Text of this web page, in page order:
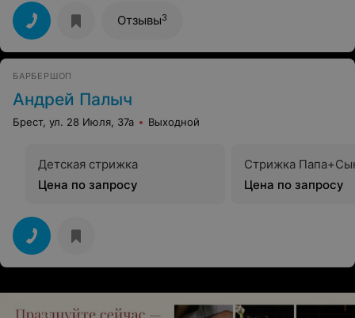
Отзывы3
БАРБЕРШОП
Андрей Палыч
Брест, ул. 28 Июля, 37а Выходной
Детская стрижка
Цена по запросу
Стрижка
Цена по запросу